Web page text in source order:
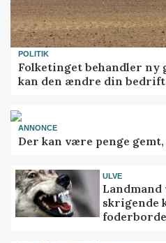
POLITIK
Folketinget behandler ny
kan den ændre din bedrift
ANNONCE
Der kan være penge
ULVE
Landmand
skrigende